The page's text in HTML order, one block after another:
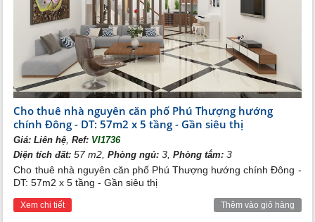
Cho thuê nhà nguyên căn phố Phú Thượng hướng
chính Đông - DT: 57m2 x 5 tầng - Gần siêu thị
Giá:Liên hệ,Ref: VI1736
Diện tích đất: 57 m2,Phòng ngủ: 3,Phòng tắm: 3
Cho thuê nhà nguyên căn phố Phú Thượng hướng chính Đông -
DT: 57m2 x 5 tầng - Gần siêu thị
Xem chi tiết Thêm vào giỏ hàng